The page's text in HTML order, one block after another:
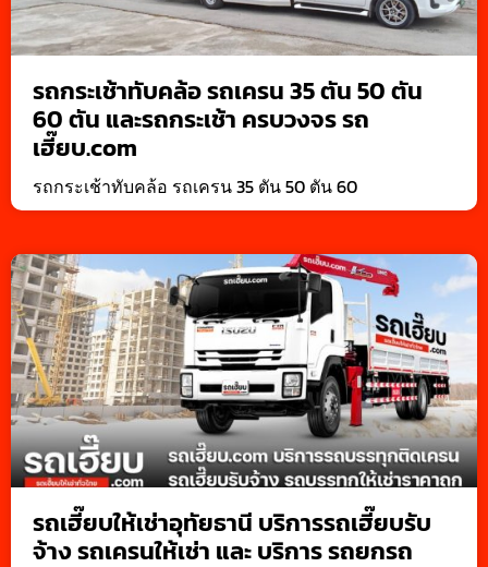
รถกระเช้าทับคล้อ รถเครน 35 ตัน 50 ตัน
60 ตัน และรถกระเช้า ครบวงจร รถ
เฮี๊ยบ.com
รถกระเช้าทับคล้อ รถเครน 35 ตัน 50 ตัน 60
รถเฮี๊ยบให้เช่าอุทัยธานี บริการรถเฮี๊ยบรับ
จ้าง รถเครนให้เช่า และ บริการ รถยกรถ